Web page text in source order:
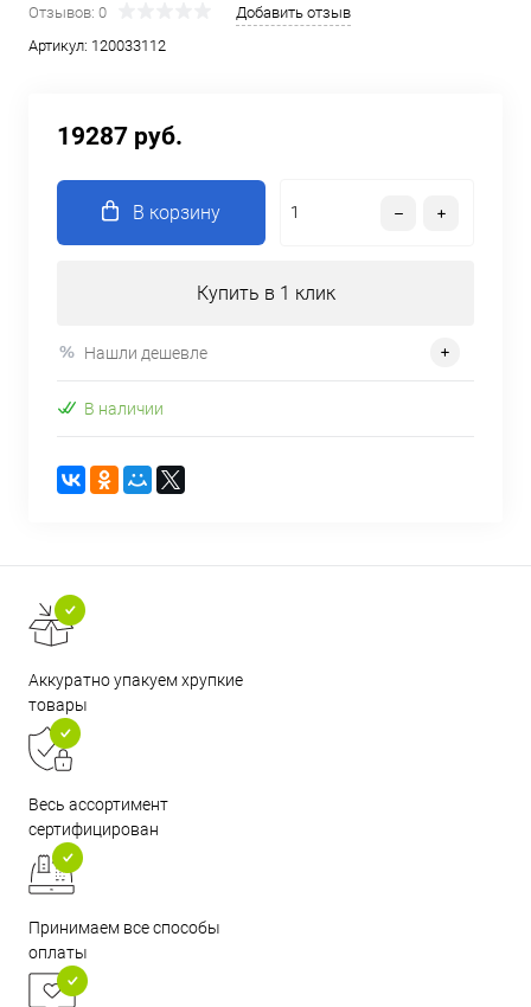
Отзывов: 0
Добавить отзыв
Артикул: 120033112
19287 руб.
В корзину
Купить в 1 клик
Нашли дешевле
В наличии
Аккуратно упакуем хрупкие
товары
Весь ассортимент
сертифицирован
Принимаем все способы
оплаты